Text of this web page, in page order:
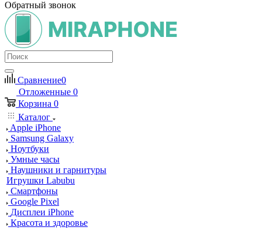
Обратный звонок
Сравнение0
Отложенные 0
Корзина 0
Каталог
Apple iPhone
Samsung Galaxy
Ноутбуки
Умные часы
Наушники и гарнитуры
Игрушки Labubu
Смартфоны
Google Pixel
Дисплеи iPhone
Красота и здоровье